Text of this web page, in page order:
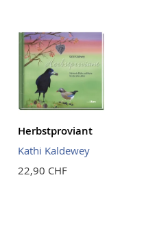
Herbstproviant
Kathi Kaldewey
22,90 CHF